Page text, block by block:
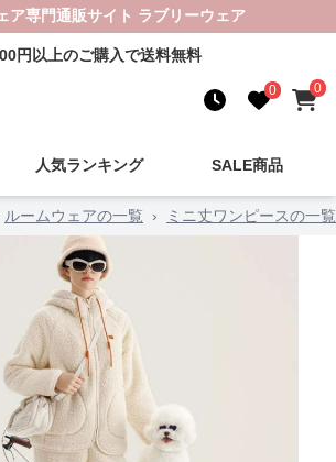
ア専門通販サイト ラブリーウェア
円以上のご購入で送料無料
0 0
人気ランキング SALE商品
ルームウェアの一覧 › ミニ丈ワンピースの一覧